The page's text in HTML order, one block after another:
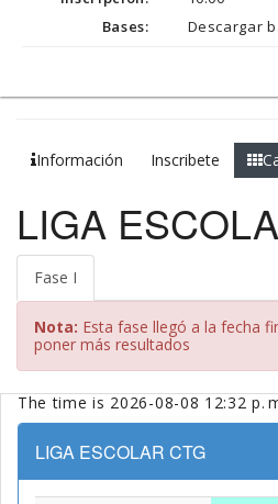
Bases:
Descargar
Información Inscribete
LIGA
Fase I
Nota: Esta fase llegó a la fecha
poner más resultados
The time is 2026-08-08 12:32 p.
LIGA ESCOLAR CTG